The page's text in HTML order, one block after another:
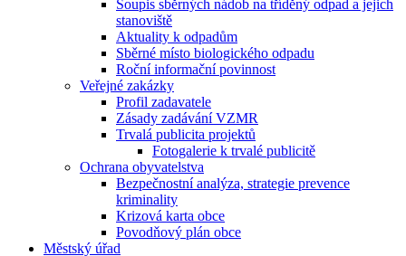
Soupis sběrných nádob na tříděný odpad a jejich
stanoviště
Aktuality k odpadům
Sběrné místo biologického odpadu
Roční informační povinnost
Veřejné zakázky
Profil zadavatele
Zásady zadávání VZMR
Trvalá publicita projektů
Fotogalerie k trvalé publicitě
Ochrana obyvatelstva
Bezpečnostní analýza, strategie prevence
kriminality
Krizová karta obce
Povodňový plán obce
Městský úřad